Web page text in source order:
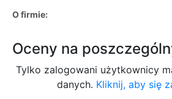
O firmie:
Oceny na
Tylko zalogowani użytkownicy
danych. Kliknij, aby się